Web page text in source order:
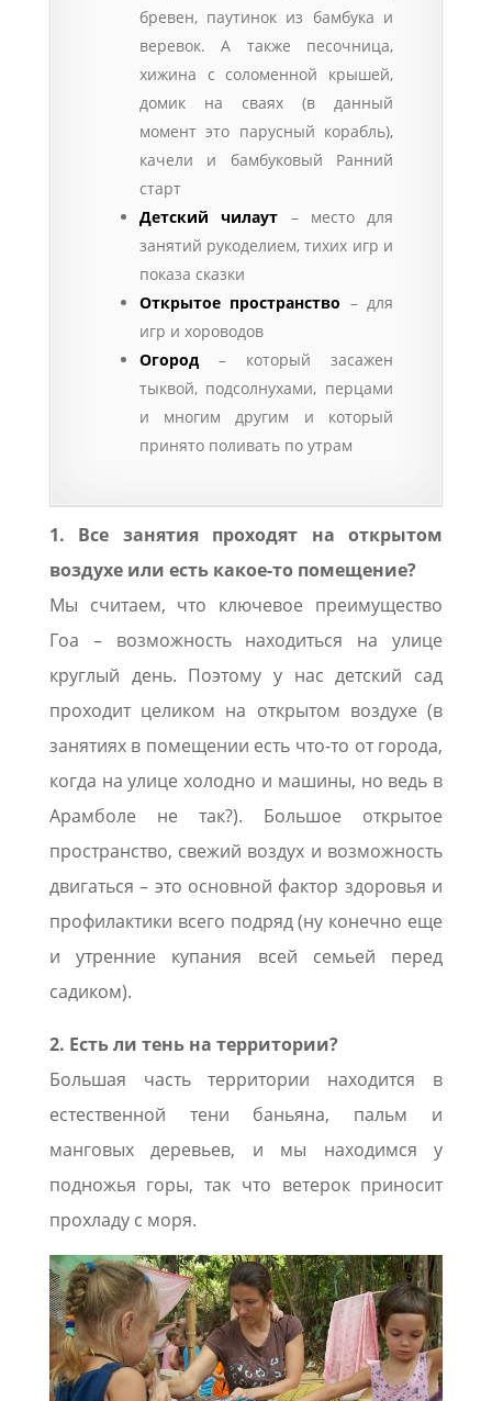
бревен, паутинок из бамбука и
веревок. А также песочница,
хижина с соломенной крышей,
домик на сваях (в данный
момент это парусный корабль),
качели и бамбуковый Ранний
старт
Детский чилаут – место для
занятий рукоделием, тихих игр и
показа сказки
Открытое пространство – для
игр и хороводов
Огород– который засажен
тыквой, подсолнухами, перцами
и многим другим и который
принято поливать по утрам
1. Все занятия проходят на открытом
воздухе или есть какое-то помещение?
Мы считаем, что ключевое преимущество
Гоа – возможность находиться на улице
круглый день. Поэтому у нас детский сад
проходит целиком на открытом воздухе (в
занятиях в помещении есть что-то от города,
когда на улице холодно и машины, но ведь в
Арамболе не так?). Большое открытое
пространство, свежий воздух и возможность
двигаться – это основной фактор здоровья и
профилактики всего подряд (ну конечно еще
и утренние купания всей семьей перед
садиком).
2. Есть ли тень на территории?
Большая часть территории находится в
естественной тени баньяна, пальм и
манговых деревьев, и мы находимся у
подножья горы, так что ветерок приносит
прохладу с моря.